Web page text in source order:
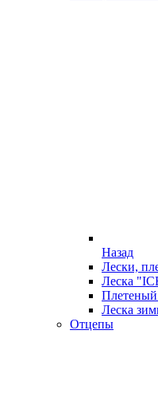
Назад
Лески,
Леска
Леска
Отцепы